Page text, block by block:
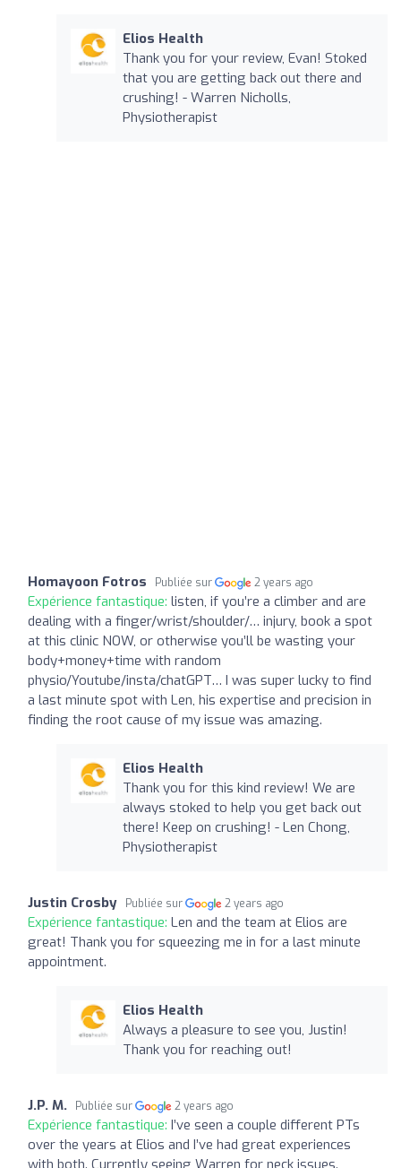
Elios Health
Thank you for your review, Evan! Stoked
that you are getting back out there and
crushing! - Warren Nicholls,
Physiotherapist
Homayoon Fotros Publiée sur 2 years ago
Expérience fantastique: listen, if you’re a climber and are
dealing with a finger/wrist/shoulder/… injury, book a spot
at this clinic NOW, or otherwise you’ll be wasting your
body+money+time with random
physio/Youtube/insta/chatGPT… I was super lucky to find
a last minute spot with Len, his expertise and precision in
finding the root cause of my issue was amazing.
Elios Health
Thank you for this kind review! We are
always stoked to help you get back out
there! Keep on crushing! - Len Chong,
Physiotherapist
Justin Crosby Publiée sur 2 years ago
Expérience fantastique: Len and the team at Elios are
great! Thank you for squeezing me in for a last minute
appointment.
Elios Health
Always a pleasure to see you, Justin!
Thank you for reaching out!
J.P. M. Publiée sur 2 years ago
Expérience fantastique: I’ve seen a couple different PTs
over the years at Elios and I’ve had great experiences
with both. Currently seeing Warren for neck issues.